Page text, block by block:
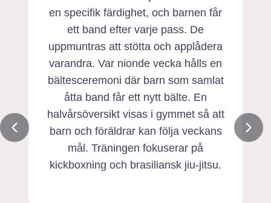
en specifik färdighet, och barnen får
ett band efter varje pass. De
uppmuntras att stötta och applådera
varandra. Var nionde vecka hålls en
bältesceremoni där barn som samlat
åtta band får ett nytt bälte. En
halvårsöversikt visas i gymmet så att
barn och föräldrar kan följa veckans
mål. Träningen fokuserar på
kickboxning och brasiliansk jiu-jitsu.